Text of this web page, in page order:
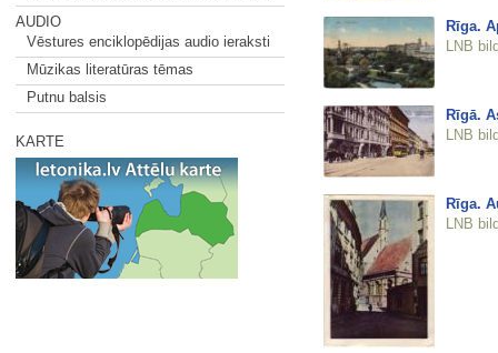
AUDIO
Vēstures enciklopēdijas audio ieraksti
Mūzikas literatūras tēmas
Putnu balsis
KARTE
Rīga.
LNB
Rīgā.
LNB
Rīga.
LNB